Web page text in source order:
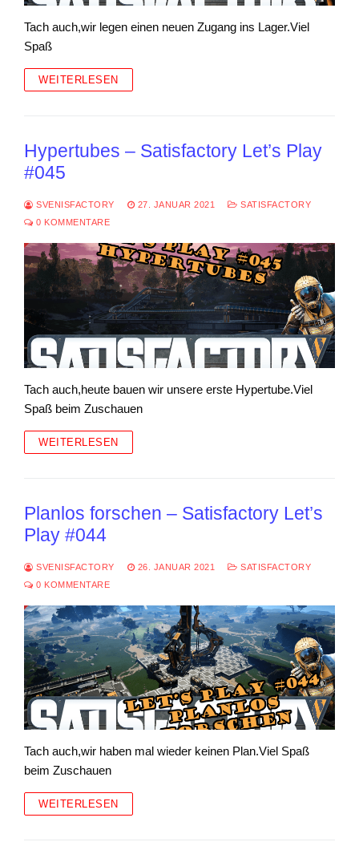
Tach auch,wir legen einen neuen Zugang ins Lager.Viel
Spaß
WEITERLESEN
Hypertubes – Satisfactory Let’s Play
#045
SVENISFACTORY 27. JANUAR 2021
SATISFACTORY
0 KOMMENTARE
Tach auch,heute bauen wir unsere erste Hypertube.Viel
Spaß beim Zuschauen
WEITERLESEN
Planlos forschen – Satisfactory Let’s
Play #044
SVENISFACTORY 26. JANUAR 2021
SATISFACTORY
0 KOMMENTARE
Tach auch,wir haben mal wieder keinen Plan.Viel Spaß
beim Zuschauen
WEITERLESEN